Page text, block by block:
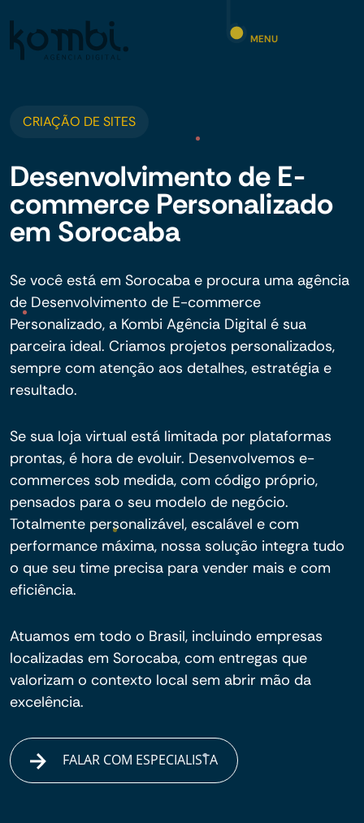
MENU
CRIAÇÃO DE SITES
Desenvolvimento de E-
commerce Personalizado
em Sorocaba
Se você está em Sorocaba e procura uma agência
de Desenvolvimento de E-commerce
Personalizado, a Kombi Agência Digital é sua
parceira ideal. Criamos projetos personalizados,
sempre com atenção aos detalhes, estratégia e
resultado.
Se sua loja virtual está limitada por plataformas
prontas, é hora de evoluir. Desenvolvemos e-
commerces sob medida, com código próprio,
pensados para o seu modelo de negócio.
Totalmente personalizável, escalável e com
performance máxima, nossa solução integra tudo
o que seu time precisa para vender mais e com
eficiência.
Atuamos em todo o Brasil, incluindo empresas
localizadas em Sorocaba, com entregas que
valorizam o contexto local sem abrir mão da
excelência.
FALAR COM ESPECIALISTA